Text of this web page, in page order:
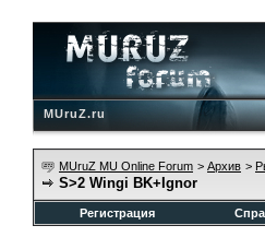
MUruZ.ru
MUruZ MU Online Forum > Архив >
S>2 Wingi BK+Ignor
Регистрация